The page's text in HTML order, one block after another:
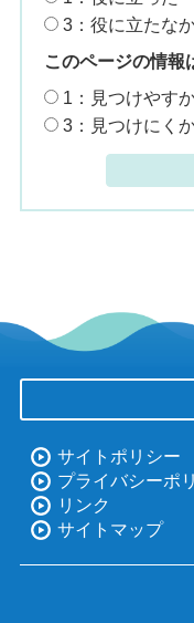
3：役に立たな
このページの情報
1：見つけやす
3：見つけにく
サイトポリシー
プライバシーポ
リンク
サイトマップ